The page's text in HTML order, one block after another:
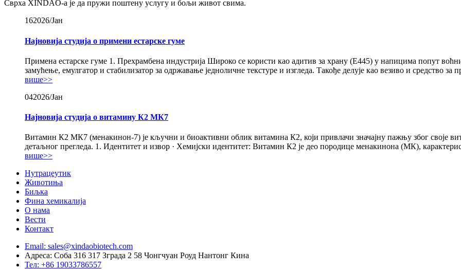
Сврха XINDAO-а је да пружи поштену услугу и бољи живот свима.
162026/Јан
Најновија студија о примени естарске гуме
Примена естарске гуме 1. Прехрамбена индустрија Широко се користи као адитив за храну (Е445) у напицима попут
замућење, емулгатор и стабилизатор за одржавање једноличне текстуре и изгледа. Такође делује као везиво и средство за
више>>
042026/Јан
Најновија студија о витамину К2 МК7
Витамин К2 МК7 (менакинон-7) је кључни и биоактивни облик витамина К2, који привлачи значајну пажњу због своје
детаљног прегледа. 1. Идентитет и извор · Хемијски идентитет: Витамин К2 је део породице менакинона (МК),
више>>
Нутрацеутик
Животиња
Биљка
Фина хемикалија
О нама
Вести
Контакт
Email: sales@xindaobiotech.com
Адреса: Соба 316 317 Зграда 2 58 Чонгчуан Роуд Нантонг Кина
Тел: +86 19033786557